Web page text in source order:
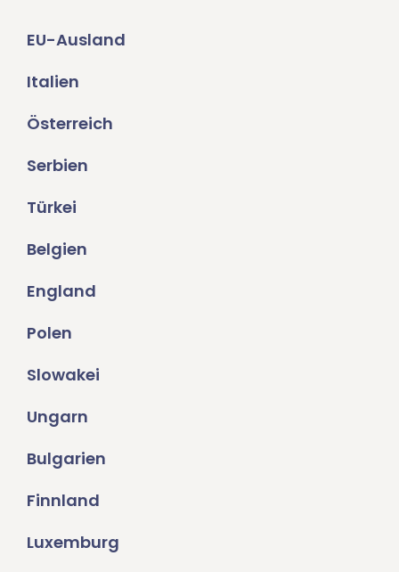
EU-Ausland
Italien
Österreich
Serbien
Türkei
Belgien
England
Polen
Slowakei
Ungarn
Bulgarien
Finnland
Luxemburg